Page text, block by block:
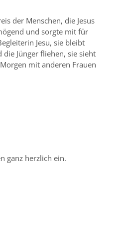
der Menschen, die Jesus
und sorgte mit für
Jesu, sie bleibt
die Jünger fliehen, sie sieht
mit anderen Frauen
ganz herzlich ein.